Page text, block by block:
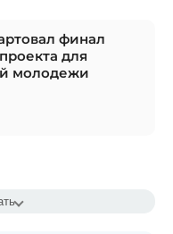
финал
для
молодежи